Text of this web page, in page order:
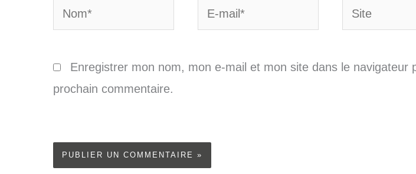
Nom*
E-
mail*
Site
Enregistrer mon nom, mon e-mail et mon site dans le navigateur
prochain commentaire.